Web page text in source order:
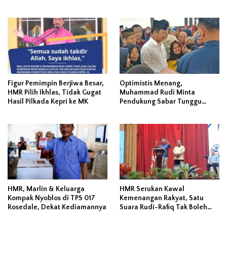
Figur Pemimpin Berjiwa Besar,
HMR Pilih Ikhlas, Tidak Gugat
Hasil Pilkada Kepri ke MK
Optimistis Menang,
Muhammad Rudi Minta
Pendukung Sabar Tunggu
HMR, Marlin & Keluarga
Kompak Nyoblos di TPS 017
Rosedale, Dekat Kediamannya
HMR Serukan Kawal
Kemenangan Rakyat, Satu
Suara Rudi-Rafiq Tak Boleh